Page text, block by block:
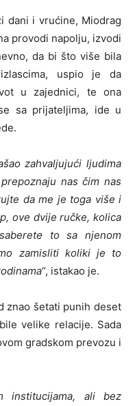
dani i vrućine, Miodrag
provodi napolju, izvodi
da bi što više bila
uspio je da
u zajednici, te ona
sa prijateljima, ide u
zahvaljujući ljudima
nas čim nas
da me je toga više i
ove dvije ručke, kolica
to sa njenom
zamisliti koliki je to
“, istakao je.
znao šetati punih deset
velike relacije. Sada
gradskom prevozu i
institucijama, ali bez